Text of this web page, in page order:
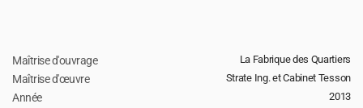
retour
Maîtrise d'ouvrage La Fabrique des Quartiers
Maîtrise d'œuvre Strate Ing. et Cabinet Tesson
Année 2013